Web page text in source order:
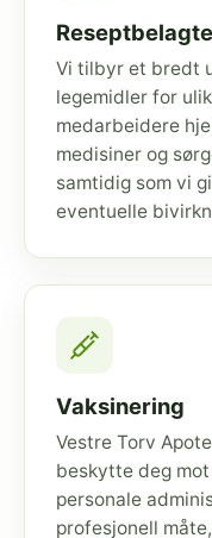
Vi tilbyr et bredt
legemidler for
medarbeidere
medisiner og
samtidig som vi
eventuelle
Vaksinering
Vestre Torv
beskytte deg
personale
profesjonell